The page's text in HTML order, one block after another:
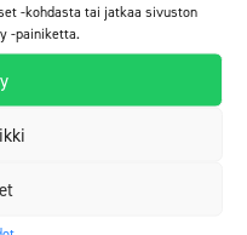
-kohdasta tai jatkaa sivuston
-painiketta.
ElaProof Primer